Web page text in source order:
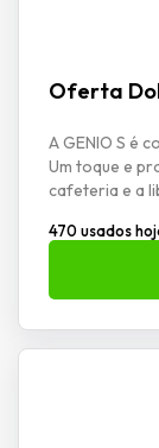
Oferta
A GENIO S é
Um toque e
cafeteria e a
470 usados